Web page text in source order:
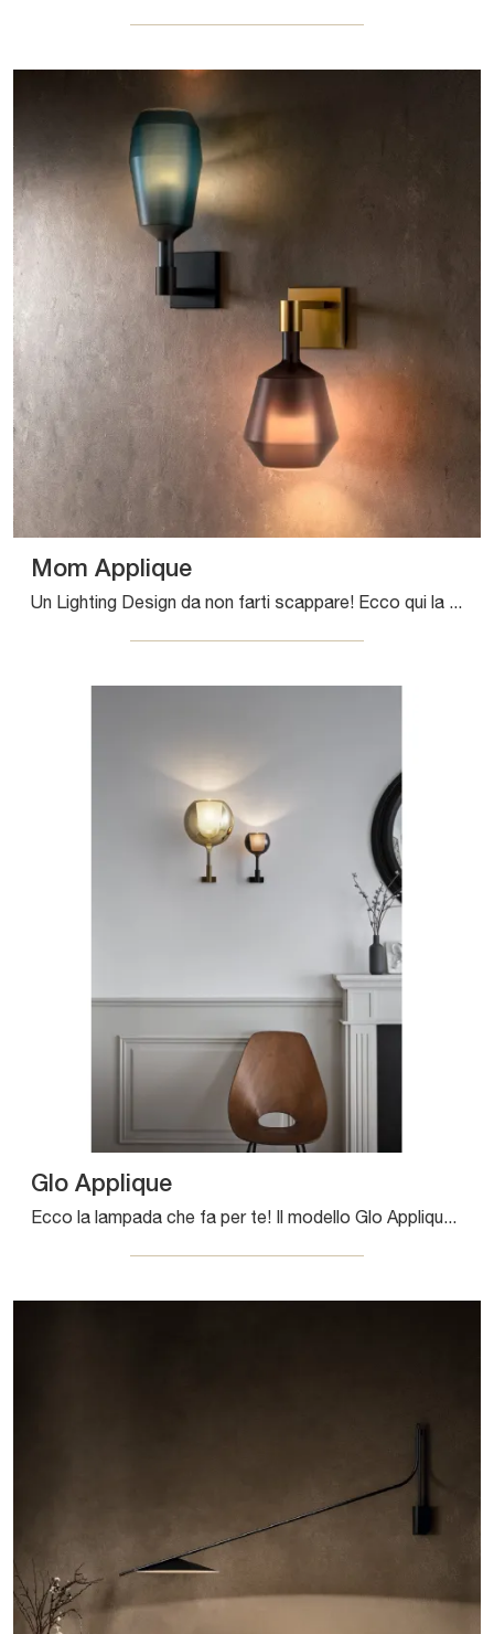
Mom Applique
Glo Applique
Ecco la lampada che fa per te! Il modello Glo Applique è una tra le nostre lampade da parete di Pentalight.